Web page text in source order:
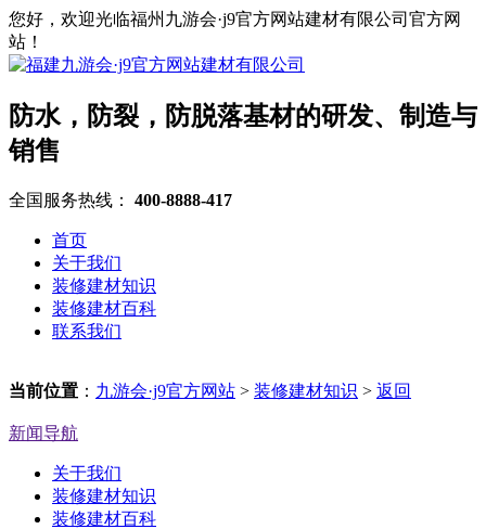
您好，欢迎光临福州九游会·j9官方网站建材有限公司官方网
站！
防水，防裂，防脱落基材的研发、制造与
销售
全国服务热线： 400-8888-417
首页
关于我们
装修建材知识
装修建材百科
联系我们
当前位置 ： 九游会·j9官方网站 > 装修建材知识 > 返回
新闻导航
关于我们
装修建材知识
装修建材百科